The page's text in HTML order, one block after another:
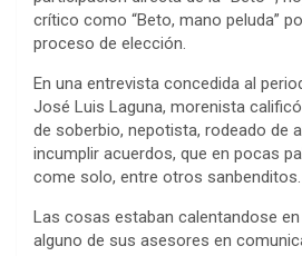
crítico como “Beto, mano peluda”
proceso de elección.
En una entrevista concedida al
José Luis Laguna, morenista
de soberbio, nepotista, rodeado de
incumplir acuerdos, que en pocas
come solo, entre otros sanbenditos.
Las cosas estaban calentandose
alguno de sus asesores en